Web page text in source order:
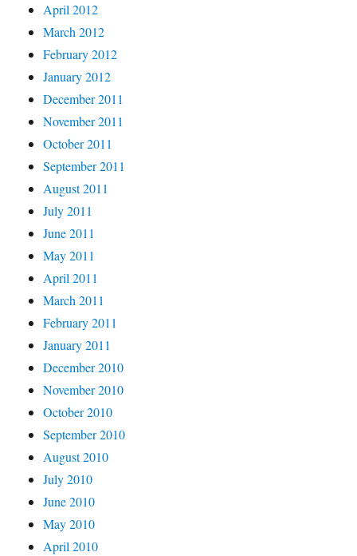
April 2012
March 2012
February 2012
January 2012
December 2011
November 2011
October 2011
September 2011
August 2011
July 2011
June 2011
May 2011
April 2011
March 2011
February 2011
January 2011
December 2010
November 2010
October 2010
September 2010
August 2010
July 2010
June 2010
May 2010
April 2010